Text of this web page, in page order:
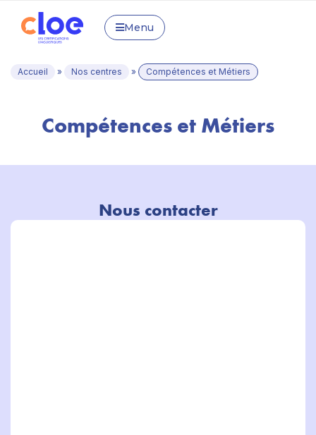
Menu
Accueil » Nos centres » Compétences et Métiers
Compétences et Métiers
Nous contacter